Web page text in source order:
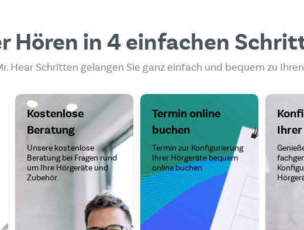
Hören in 4 einfachen
Hear Schritten gelangen Sie ganz einfach und bequem zu
Kostenlose
Beratung
Unsere kostenlose
Beratung bei Fragen rund
um Ihre Hörgeräte und
Zubehör.
Termin online
buchen
Termin zur Konfigurierung
Ihrer Hörgeräte bequem
online buchen.